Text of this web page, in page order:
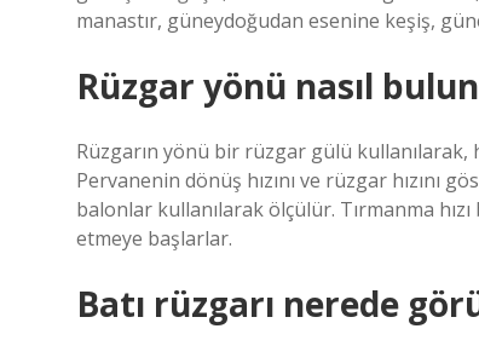
manastır, güneydoğudan esenine keşiş,
Rüzgar yönü nasıl
Rüzgarın yönü bir rüzgar gülü kullanılarak,
Pervanenin dönüş hızını ve rüzgar hızını
balonlar kullanılarak ölçülür. Tırmanma
etmeye başlarlar.
Batı rüzgarı nerede